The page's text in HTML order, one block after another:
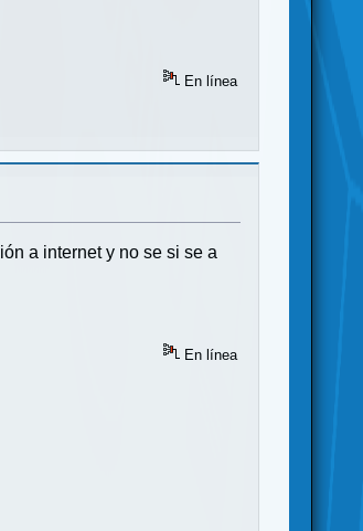
En línea
a internet y no se si se a
En línea